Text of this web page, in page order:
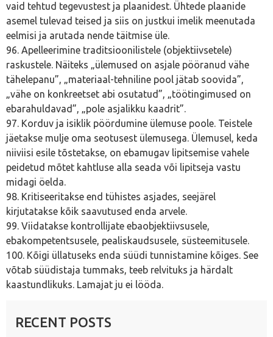
vaid tehtud tegevustest ja plaanidest. Ühtede plaanide
asemel tulevad teised ja siis on justkui imelik meenutada
eelmisi ja arutada nende täitmise üle.
96. Apelleerimine traditsioonilistele (objektiivsetele)
raskustele. Näiteks „ülemused on asjale pööranud vähe
tähelepanu”, „materiaal-tehniline pool jätab soovida”,
„vähe on konkreetset abi osutatud”, „töötingimused on
ebarahuldavad”, „pole asjalikku kaadrit”.
97. Korduv ja isiklik pöördumine ülemuse poole. Teistele
jäetakse mulje oma seotusest ülemusega. Ülemusel, keda
niiviisi esile tõstetakse, on ebamugav lipitsemise vahele
peidetud mõtet kahtluse alla seada või lipitseja vastu
midagi öelda.
98. Kritiseeritakse end tühistes asjades, seejärel
kirjutatakse kõik saavutused enda arvele.
99. Viidatakse kontrollijate ebaobjektiivsusele,
ebakompetentsusele, pealiskaudsusele, süsteemitusele.
100. Kõigi üllatuseks enda süüdi tunnistamine kõiges. See
võtab süüdistaja tummaks, teeb relvituks ja härdalt
kaastundlikuks. Lamajat ju ei lööda.
RECENT POSTS